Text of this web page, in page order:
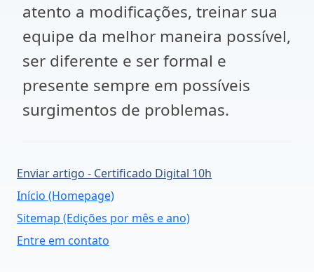
atento a modificações, treinar sua
equipe da melhor maneira possível,
ser diferente e ser formal e
presente sempre em possíveis
surgimentos de problemas.
Enviar artigo - Certificado Digital 10h
Início (Homepage)
Sitemap (Edições por mês e ano)
Entre em contato